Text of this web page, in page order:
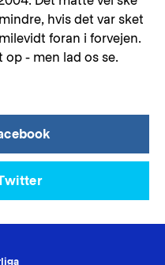
hvis det var sket
foran i forvejen.
- men lad os se.